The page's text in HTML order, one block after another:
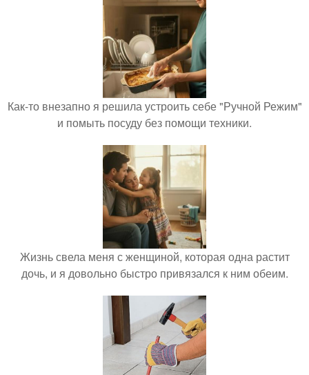
Как-то внезапно я решила устроить себе "Ручной Режим"
и помыть посуду без помощи техники.
Жизнь свела меня с женщиной, которая одна растит
дочь, и я довольно быстро привязался к ним обеим.